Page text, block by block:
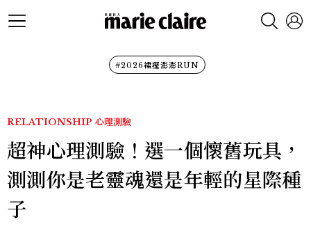
#2026裙襬澎澎RUN
RELATIONSHIP 心理測驗
超神心理測驗！選一個懷舊玩具，
測測你是老靈魂還是年輕的星際種
子